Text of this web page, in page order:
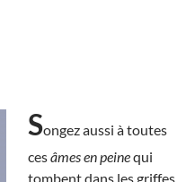
Songez aussi à toutes
cesâmes en peinequi
tombent dans les griffes